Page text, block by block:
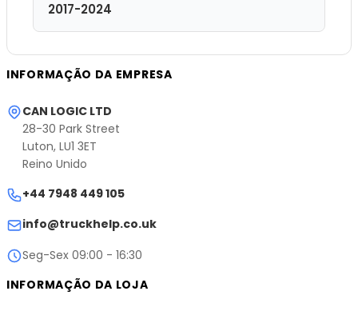
2017-2024
INFORMAÇÃO DA EMPRESA
CAN LOGIC LTD
28-30 Park Street
Luton, LU1 3ET
Reino Unido
+44 7948 449 105
info@truckhelp.co.uk
Seg-Sex 09:00 - 16:30
INFORMAÇÃO DA LOJA